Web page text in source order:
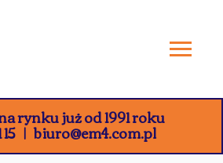
rynku już od 1991 roku
biuro@em4.com.pl